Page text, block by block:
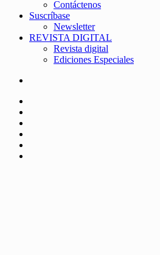
Contáctenos
Suscríbase
Newsletter
REVISTA DIGITAL
Revista digital
Ediciones Especiales